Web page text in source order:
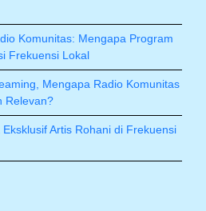
Komunitas: Mengapa Program
Frekuensi Lokal
Mengapa Radio Komunitas
Relevan?
Artis Rohani di Frekuensi